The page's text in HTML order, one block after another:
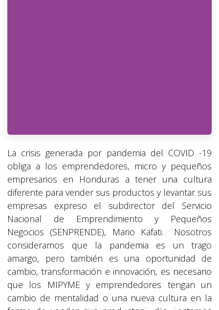
La crisis generada por pandemia del COVID -19
obliga a los emprendedores, micro y pequeños
empresarios en Honduras a tener una cultura
diferente para vender sus productos y levantar sus
empresas expreso el subdirector del Servicio
Nacional de Emprendimiento y Pequeños
Negocios (SENPRENDE), Mario Kafati. ¨Nosotros
consideramos que la pandemia es un trago
amargo, pero también es una oportunidad de
cambio, transformación e innovación, es necesario
que los MIPYME y emprendedores tengan un
cambio de mentalidad o una nueva cultura en la